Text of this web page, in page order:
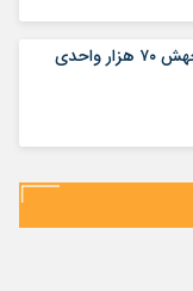
بورس تهران سبزپوش شد؛ جهش ۷۰ هزار واحدی